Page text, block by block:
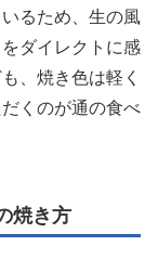
るため、生の風
ダイレクトに感
、焼き色は軽く
くのが通の食べ
焼き方